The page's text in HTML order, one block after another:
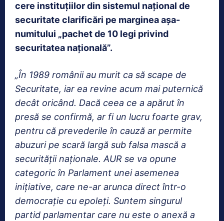
cere instituțiilor din sistemul național de
securitate clarificări pe marginea așa-
numitului „pachet de 10 legi privind
securitatea națională”.
„În 1989 românii au murit ca să scape de
Securitate, iar ea revine acum mai puternică
decât oricând. Dacă ceea ce a apărut în
presă se confirmă, ar fi un lucru foarte grav,
pentru că prevederile în cauză ar permite
abuzuri pe scară largă sub falsa mască a
securității naționale. AUR se va opune
categoric în Parlament unei asemenea
inițiative, care ne-ar arunca direct într-o
democrație cu epoleți. Suntem singurul
partid parlamentar care nu este o anexă a